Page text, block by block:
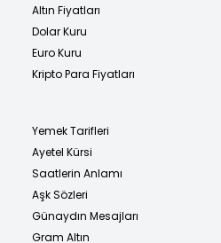
Altın Fiyatları
Dolar Kuru
Euro Kuru
Kripto Para Fiyatları
Yemek Tarifleri
Ayetel Kürsi
Saatlerin Anlamı
Aşk Sözleri
Günaydın Mesajları
Gram Altın